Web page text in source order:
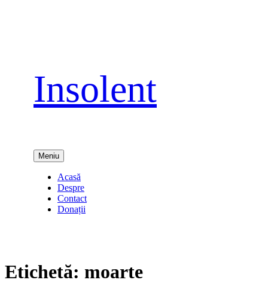
Insolent
Meniu
Acasă
Despre
Contact
Donații
Etichetă: moarte